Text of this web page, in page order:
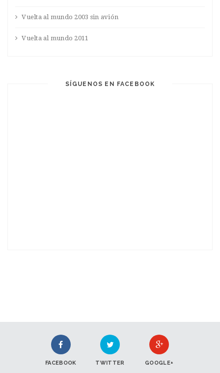
Vuelta al mundo 2003 sin avión
Vuelta al mundo 2011
SÍGUENOS EN FACEBOOK
FACEBOOK TWITTER GOOGLE+